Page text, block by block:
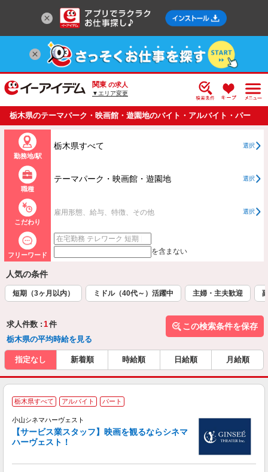
関東 の求人
▼エリア変更
栃木県のテーマパーク・映画館・遊園地のバイト・アルバイト・パー
トの求人情報一覧
勤務地/駅
栃木県すべて 選択
職種
テーマパーク・映画館・遊園地 選択
こだわり
雇用形態、給与、特徴、その他 選択
フリーワード を含まない
人気の条件
短期（3ヶ月以内） ミドル（40代～）活躍中 主婦・主夫歓迎
求人件数 : 1件
栃木県の平均時給を見る
この検索条件を保存
指定なし 新着順 時給順 日給順 月給順
栃木県すべて アルバイト パート
小山シネマハーヴェスト
【サービス業スタッフ】映画を観るならシネマ
ハーヴェスト！